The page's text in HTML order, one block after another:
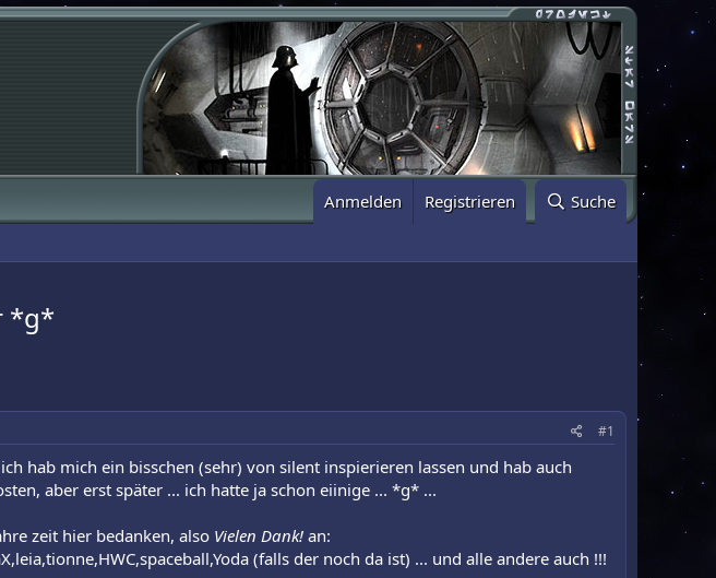
Anmelden Registrieren Suche
*g*
#1
hab mich ein bisschen (sehr) von silent inspierieren lassen und hab auch
aber erst später ... ich hatte ja schon eiinige ... *g* ...
zeit hier bedanken, also Vielen Dank! an:
(falls der noch da ist) ... und alle andere auch !!!